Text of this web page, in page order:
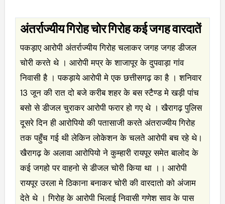
अंतर्राज्यीय गिरोह चोर गिरोह कई जगह वारदातें
पकड़ाए आरोपी अंतर्राज्यीय गिरोह चलाकर जगह जगह डीजल
चोरी करते थे । आरोपी मप्र के शाजापूर के दुपवाड़ा गांव
निवासी है । पकड़ाये आरोपी मे एक छत्तीसगढ़ का है । शनिवार
13 जून की रात दो बजे करीब शहर के बस स्टैण्ड मे खड़ी पांच
बसो से डीजल चुराकर आरोपी फरार हो गए थे । खैरागढ़ पुलिस
दूसरे दिन ही आरोपियो की पतासाजी करते अंतराज्यीय गिरोह
तक पहुँच गई थी लेकिन लोकेशन के चलते आरोपी बच रहे थे।
खैरागढ़ के अलावा आरोपियो ने कुम्हारी रायपूर समेत बालोद के
कई जगहो पर वाहनो से डीजल चोरी किया था ।। आरोपी
रायपूर उरला मे ठिकाना बनाकर चोरी की वारदातो को अंजाम
देते थे । गिरोह के आरोपी भिलाई निवासी गणेश साव के पास